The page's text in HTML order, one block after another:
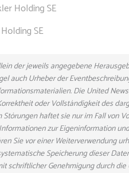
Holding SE
SE
der jeweils angegebene
auch Urheber der
Die United
oder Vollständigkeit des
haftet sie nur im Fall von
zur Eigeninformation
Sie vor einer Weiterverwendung
Speicherung dieser
schriftlicher Genehmigung durch